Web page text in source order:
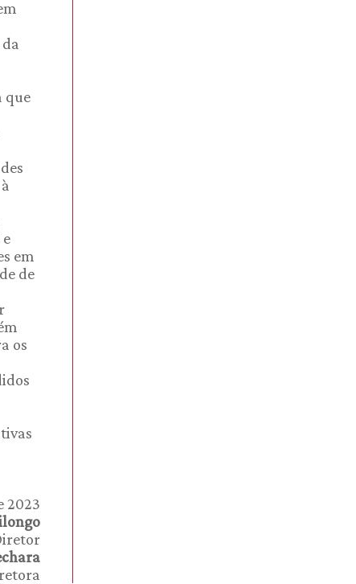
que
em
de
os
2023